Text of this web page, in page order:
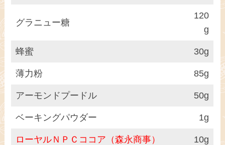
グラニュー糖
120
g
蜂蜜 30g
薄力粉 85g
アーモンドプードル 50g
ベーキングパウダー 1g
ローヤルＮＰＣココア（森永商事） 10g